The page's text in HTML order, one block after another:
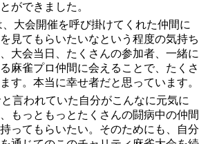
ができました。
大会開催を呼び掛けてくれた仲間に
見てもらいたいなという程度の気持ち
大会当日、たくさんの参加者、一緒に
麻雀プロ仲間に会えることで、たくさ
す。本当に幸せ者だと思っています。
言われていた自分がこんなに元気に
もっともっとたくさんの闘病中の仲間
ってもらいたい。そのためにも、自分